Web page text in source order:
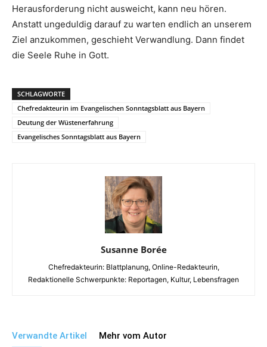
Herausforderung nicht ausweicht, kann neu hören.
Anstatt ungeduldig darauf zu warten endlich an unserem
Ziel anzukommen, geschieht Verwandlung. Dann findet
die Seele Ruhe in Gott.
SCHLAGWORTE
Chefredakteurin im Evangelischen Sonntagsblatt aus Bayern
Deutung der Wüstenerfahrung
Evangelisches Sonntagsblatt aus Bayern
Susanne Borée
Chefredakteurin: Blattplanung, Online-Redakteurin,
Redaktionelle Schwerpunkte: Reportagen, Kultur, Lebensfragen
Verwandte Artikel Mehr vom Autor